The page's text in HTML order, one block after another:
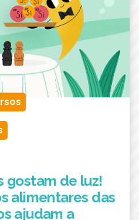
gostam de luz!
alimentares das
ajudam a